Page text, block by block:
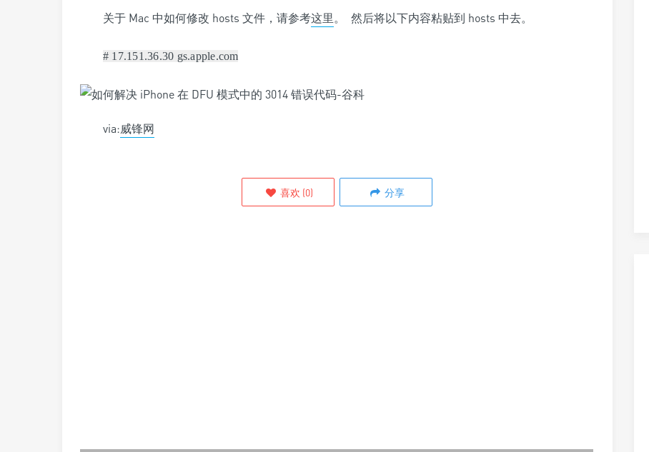
关于 Mac 中如何修改 hosts 文件，请参考这里。 然后将以下内容粘贴到 hosts 中去。
# 17.151.36.30 gs.apple.com
via:威锋网
喜欢 (0) 分享